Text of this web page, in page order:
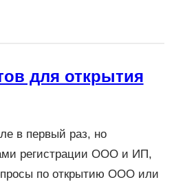
для открытия
в первый раз, но
регистрации ООО и ИП,
по открытию ООО или